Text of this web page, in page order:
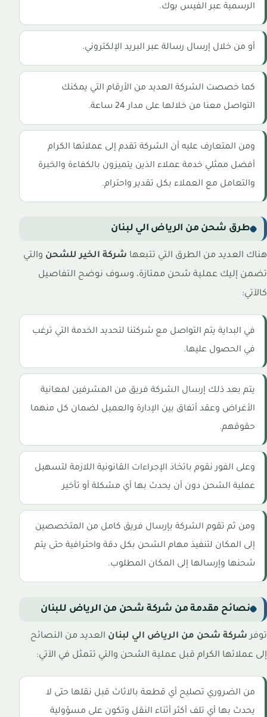
الرسمية عبر الفيس بوك.
أو من خلال إرسال رسالة عبر البريد الإلكتروني.
كما خصصت الشركة العديد من الأرقام التي يمكنك
التواصل معنا من خلالها على مدار 24 ساعة.
ومن المتعارف عليه أن الشركة تقدم إلى عملائها الكرام
أفضل ممثلي خدمة عملاء الذين يتميزون بالكفاءة والخبرة
والتعامل مع العملاء بكل تقدير واحترام.
طرق شحن من الرياض الي لبنان
هناك العديد من الطرق التي تتبعها شركة الخير للشحن والتي
تضمن إليك عملية شحن ممتازة، وسوف نوضح التفاصيل
كالآتي:
في البداية يتم التواصل مع شركتنا لتحديد الخدمة التي ترغب
في الحصول عليها.
يتم بعد ذلك إرسال الشركة فريق من المشرفين لمعانية
الأغراض وعقد أتفاق بين الإدارة والعميل لضمان كل منهما
حقوقهم.
وعلى الفور نقوم باتخاذ الإجراءات القانونية اللازمة لتسهيل
عملية الشحن دون أن يحدث بها أي مشكلة أو تأخير
ومن ثم تقوم الشركة بإرسال فريق كامل من المتخصصين
إلى المكان لتنفيذ مهام الشحن بكل دقة واحترافية حتى يتم
شحنها وإرسالها إلى المكان المطلوب.
نصائح مقدمة من شركة شحن من الرياض للبنان
توفر شركة شحن من الرياض الي لبنان العديد من النصائح
إلى عملائها الكرام قبل عملية الشحن والتي تتمثل في الآتي:
من الضروري تصليح أي قطعة بالاثاث قبل نقلها حتى لا
يحدث بها أي تلف أكثر أثناء النقل وتكون على مسؤولية